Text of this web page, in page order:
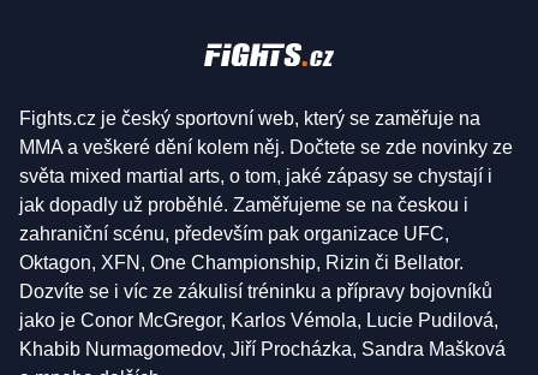
Fights.cz je český sportovní web, který se zaměřuje na
MMA a veškeré dění kolem něj. Dočtete se zde novinky ze
světa mixed martial arts, o tom, jaké zápasy se chystají i
jak dopadly už proběhlé. Zaměřujeme se na českou i
zahraniční scénu, především pak organizace UFC,
Oktagon, XFN, One Championship, Rizin či Bellator.
Dozvíte se i víc ze zákulisí tréninku a přípravy bojovníků
jako je Conor McGregor, Karlos Vémola, Lucie Pudilová,
Khabib Nurmagomedov, Jiří Procházka, Sandra Mašková